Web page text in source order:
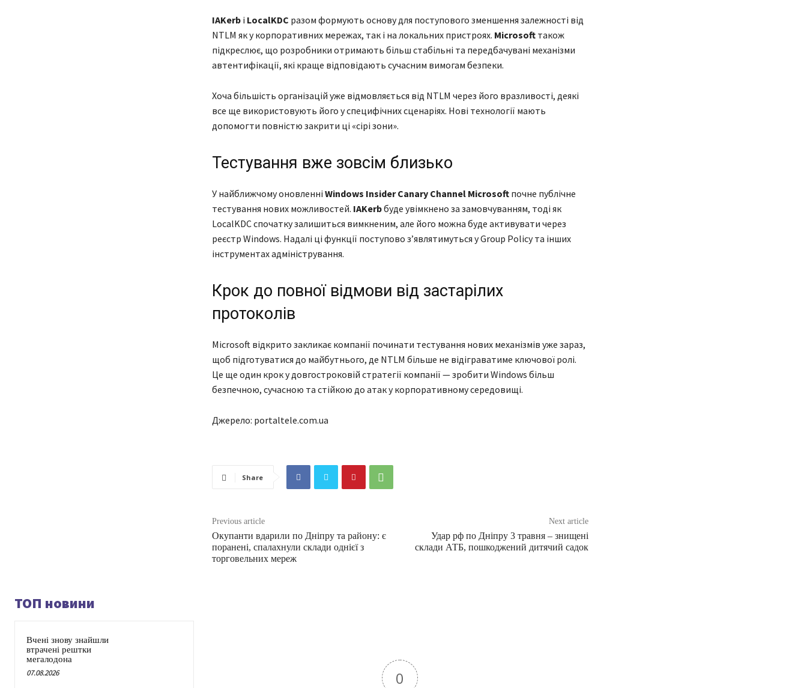
IAKerbі LocalKDC разом формують основу для поступового зменшення залежності від
NTLM як у корпоративних мережах, так і на локальних пристроях. Microsoftтакож
підкреслює, що розробники отримають більш стабільні та передбачувані механізми
автентифікації, які краще відповідають сучасним вимогам безпеки.
Хоча більшість організацій уже відмовляється від NTLM через його вразливості, деякі
все ще використовують його у специфічних сценаріях. Нові технології мають
допомогти повністю закрити ці «сірі зони».
Тестування вже зовсім близько
У найближчому оновленні Windows Insider Canary Channel Microsoftпочне публічне
тестування нових можливостей. IAKerbбуде увімкнено за замовчуванням, тоді як
LocalKDC спочатку залишиться вимкненим, але його можна буде активувати через
реєстр Windows. Надалі ці функції поступово з’являтимуться у Group Policy та інших
інструментах адміністрування.
Крок до повної відмови від застарілих
протоколів
Microsoft відкрито закликає компанії починати тестування нових механізмів уже зараз,
щоб підготуватися до майбутнього, де NTLM більше не відіграватиме ключової ролі.
Це ще один крок у довгостроковій стратегії компанії — зробити Windows більш
безпечною, сучасною та стійкою до атак у корпоративному середовищі.
Джерело: portaltele.com.ua
Share
Previous article
Окупанти вдарили по Дніпру та району: є
поранені, спалахнули склади однієї з
торговельних мереж
Next article
Удар рф по Дніпру 3 травня – знищені
склади АТБ, пошкоджений дитячий садок
ТОП новини
Вчені знову знайшли
втрачені рештки
мегалодона
07.08.2026 0